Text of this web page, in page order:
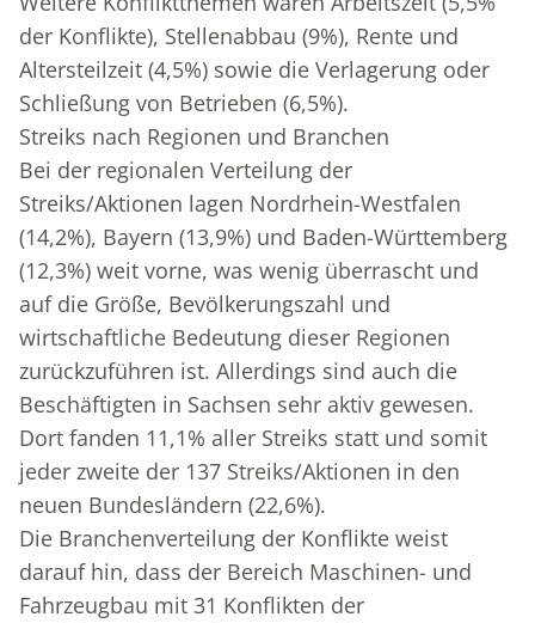
der Konflikte), Stellenabbau (9%), Rente und
Altersteilzeit (4,5%) sowie die Verlagerung oder
Schließung von Betrieben (6,5%).
Streiks nach Regionen und Branchen
Bei der regionalen Verteilung der
Streiks/Aktionen lagen Nordrhein-Westfalen
(14,2%), Bayern (13,9%) und Baden-Württemberg
(12,3%) weit vorne, was wenig überrascht und
auf die Größe, Bevölkerungszahl und
wirtschaftliche Bedeutung dieser Regionen
zurückzuführen ist. Allerdings sind auch die
Beschäftigten in Sachsen sehr aktiv gewesen.
Dort fanden 11,1% aller Streiks statt und somit
jeder zweite der 137 Streiks/Aktionen in den
neuen Bundesländern (22,6%).
Die Branchenverteilung der Konflikte weist
darauf hin, dass der Bereich Maschinen- und
Fahrzeugbau mit 31 Konflikten der